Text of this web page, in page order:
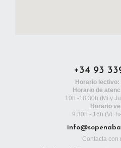
+34 93
Horario lectivo:
Horario de
10h -18:30h (Mi.y
Horario
9:30h - 16h (Vi.
Contacta con